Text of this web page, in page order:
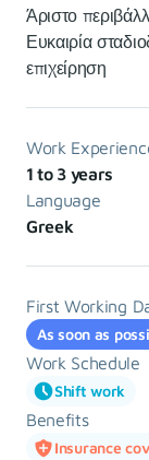
Άριστο
Ευκαιρία
επιχείρηση
Work
1 to 3 years
Language
Greek
First Working
As soon as
Work Schedule
Shift work
Benefits
Insurance